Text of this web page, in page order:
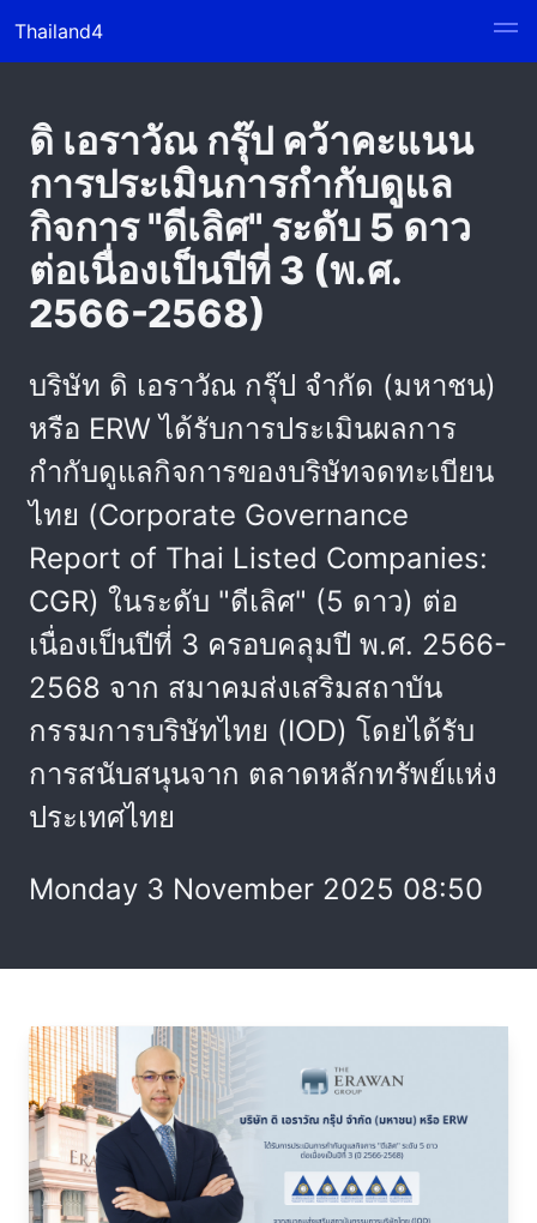
Thailand4
ดิ เอราวัณ กรุ๊ป คว้าคะแนน
การประเมินการกำกับดูแล
กิจการ "ดีเลิศ" ระดับ 5 ดาว
ต่อเนื่องเป็นปีที่ 3 (พ.ศ.
2566-2568)
บริษัท ดิ เอราวัณ กรุ๊ป จำกัด (มหาชน)
หรือ ERW ได้รับการประเมินผลการ
กำกับดูแลกิจการของบริษัทจดทะเบียน
ไทย (Corporate Governance
Report of Thai Listed Companies:
CGR) ในระดับ "ดีเลิศ" (5 ดาว) ต่อ
เนื่องเป็นปีที่ 3 ครอบคลุมปี พ.ศ. 2566-
2568 จาก สมาคมส่งเสริมสถาบัน
กรรมการบริษัทไทย (IOD) โดยได้รับ
การสนับสนุนจาก ตลาดหลักทรัพย์แห่ง
ประเทศไทย
Monday 3 November 2025 08:50